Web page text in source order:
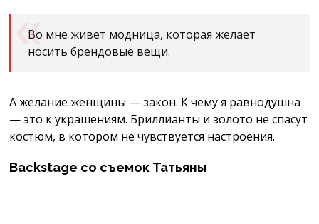
Во мне живет модница, которая желает
носить брендовые вещи.
А желание женщины — закон. К чему я равнодушна
— это к украшениям. Бриллианты и золото не спасут
костюм, в котором не чувствуется настроения.
Backstage со съемок Татьяны